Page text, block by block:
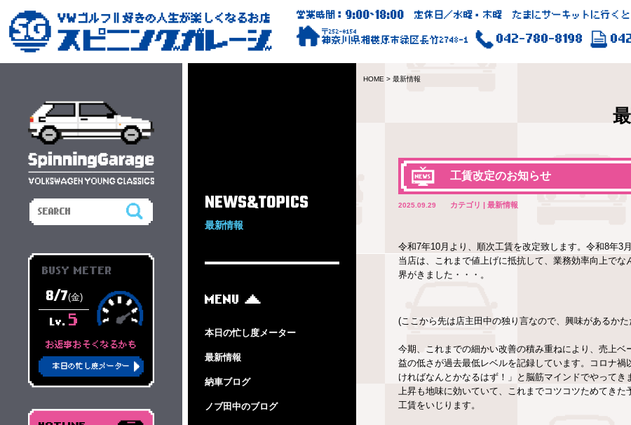
営業時間：9:00~18:00 定休日／水曜・木曜 たまにサーキットに行くと
〒252-0154
神奈川県相模原市緑区長竹2748-1 042-780-8198
NEWS&TOPICS
最新情報
MENU
本日の忙し度メーター
最新情報
納車ブログ
ノブ田中のブログ
HOME > 最新情報
工賃改定のお知らせ
2025.09.29 カテゴリ | 最新情報
令和7年10月より、順次工賃を改定致します。令和8年3
当店は、これまで値上げに抵抗して、業務効率向上で
界がきました・・・。
(ここから先は店主田中の独り言なので、興味があるかた
今期、これまでの細かい改善の積み重ねにより、 売上ベ
益の低さが過去最低レベルを記録しています。コロナ
ければなんとかなるはず！」と脳筋マインドでやって
上昇も地味に効いていて、これまでコツコツためてき
工賃をいじります。
BUSY METER
8/7(金)
Lv. 5
お返事おそくなるかも
本日の忙し度メーター